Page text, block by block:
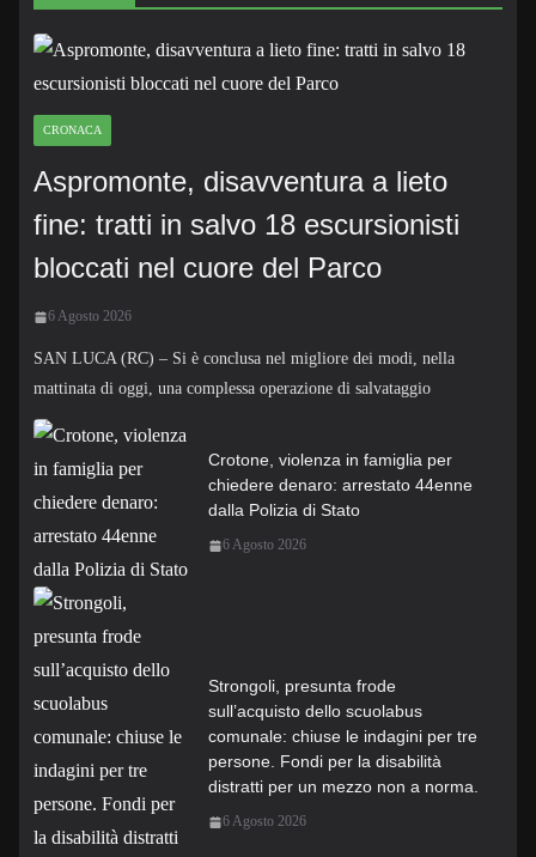
CRONACA
Aspromonte, disavventura a lieto
fine: tratti in salvo 18 escursionisti
bloccati nel cuore del Parco
6 Agosto 2026
SAN LUCA (RC) – Si è conclusa nel migliore dei modi, nella
mattinata di oggi, una complessa operazione di salvataggio
Crotone, violenza in famiglia per
chiedere denaro: arrestato 44enne
dalla Polizia di Stato
6 Agosto 2026
Strongoli, presunta frode
sull’acquisto dello scuolabus
comunale: chiuse le indagini per tre
persone. Fondi per la disabilità
distratti per un mezzo non a norma.
6 Agosto 2026